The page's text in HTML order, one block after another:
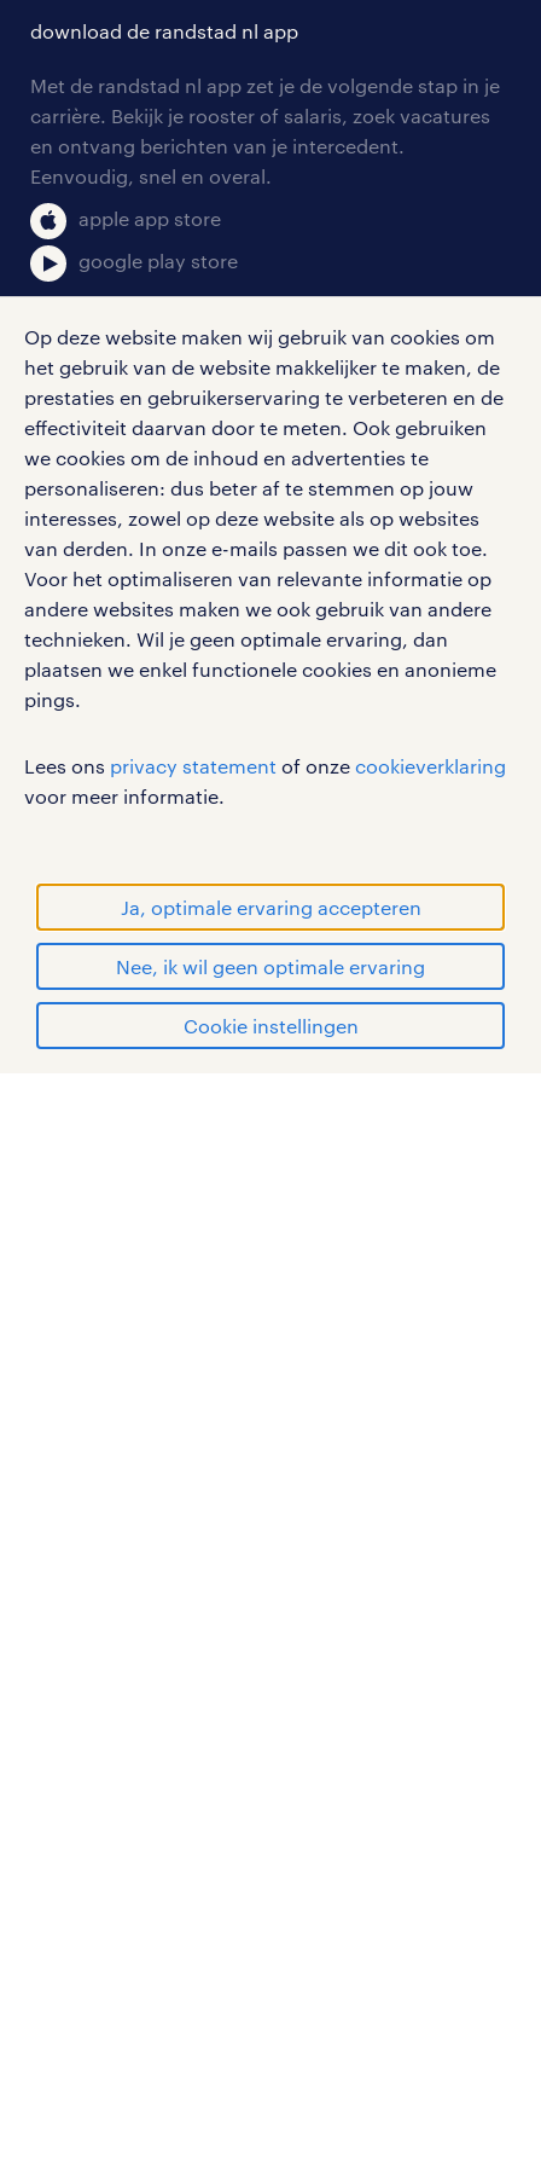
Op deze website maken wij gebruik van cookies om
het gebruik van de website makkelijker te maken, de
prestaties en gebruikerservaring te verbeteren en de
effectiviteit daarvan door te meten. Ook gebruiken
we cookies om de inhoud en advertenties te
personaliseren: dus beter af te stemmen op jouw
interesses, zowel op deze website als op websites
van derden. In onze e-mails passen we dit ook toe.
Voor het optimaliseren van relevante informatie op
andere websites maken we ook gebruik van andere
technieken. Wil je geen optimale ervaring, dan
plaatsen we enkel functionele cookies en anonieme
pings.
Lees ons privacy statement of onze cookieverklaring
voor meer informatie.
Ja, optimale ervaring accepteren
Nee, ik wil geen optimale ervaring
Cookie instellingen
tarieven
personeel gezocht
aanmelden nieuwsbrief
solliciteren
blogs en artikelen
salarischecker
bruto-netto calculator
onze vestigingen
pers
download de randstad nl app
Met de randstad nl app zet je de volgende stap in je
carrière. Bekijk je rooster of salaris, zoek vacatures
en ontvang berichten van je intercedent.
Eenvoudig, snel en overal.
apple app store
google play store
social media
Volg ons voor de leukste content omtrent
vacatures, solliciteren en inspiratie.
werken bij randstad
gebruikersvoorwaarden
privacystatement
cookies
handelsmerken van Randstad N.V.
© Randstad 2026